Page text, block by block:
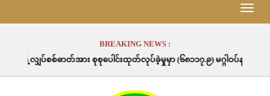
Toggle
BREAKING NEWS :
ား စုစုပေါင်းထုတ်လုပ်ခဲ့မှုမှာ (၆၈၁၁၇.၉) မဂ္ဂါဝပ်နာရီဖြစ်ပါသည်။